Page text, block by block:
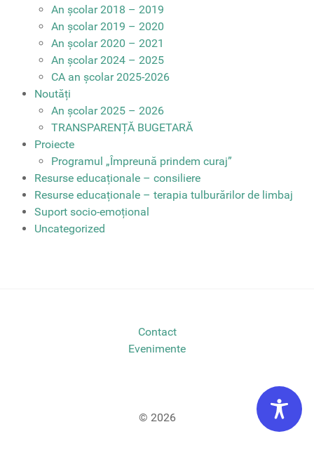
An școlar 2018 – 2019
An școlar 2019 – 2020
An școlar 2020 – 2021
An școlar 2024 – 2025
CA an școlar 2025-2026
Noutăți
An școlar 2025 – 2026
TRANSPARENȚĂ BUGETARĂ
Proiecte
Programul „Împreună prindem curaj”
Resurse educaționale – consiliere
Resurse educaționale – terapia tulburărilor de limbaj
Suport socio-emoțional
Uncategorized
Contact
Evenimente
© 2026